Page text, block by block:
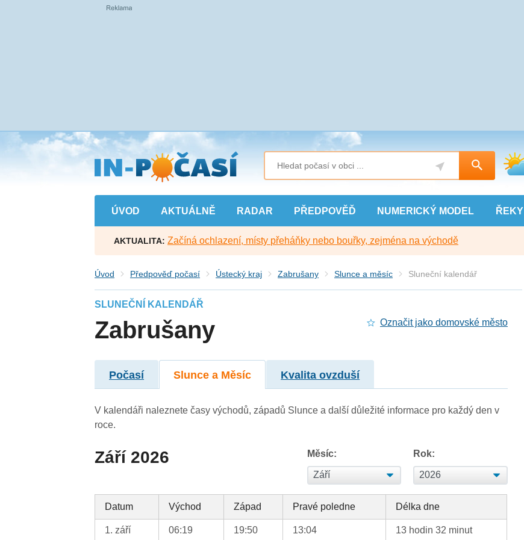
Přejít
na
hlavní
obsah
ÚVOD AKTUÁLNĚ RADAR PŘEDPOVĚĎ NUMERICKÝ MODEL ŘEKY
AKTUALITA: Začíná ochlazení, místy přeháňky nebo bouřky, zejména na východě
Úvod Předpověď počasí Ústecký kraj Zabrušany Slunce a měsíc Sluneční kalendář
SLUNEČNÍ KALENDÁŘ
Zabrušany Označit jako domovské město
Počasí Slunce a Měsíc Kvalita ovzduší
V kalendáři naleznete časy východů, západů Slunce a další důležité informace pro každý den v
roce.
Září 2026 Měsíc: Rok:
Datum Východ Západ Pravé poledne Délka dne
1. září 06:19 19:50 13:04 13 hodin 32 minut